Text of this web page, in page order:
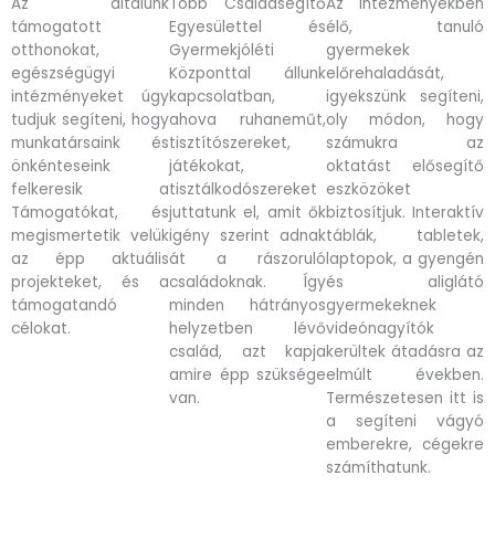
támogatott
otthonokat,
egészségügyi
intézményeket úgy
tudjuk segíteni, hogy
munkatársaink és
önkénteseink
felkeresik a
Támogatókat, és
megismertetik velük
az épp aktuális
projekteket, és a
támogatandó
célokat.
Egyesülettel és
Gyermekjóléti
Központtal állunk
kapcsolatban,
ahova ruhaneműt,
tisztítószereket,
játékokat,
tisztálkodószereket
juttatunk el, amit ők
igény szerint adnak
át a rászoruló
családoknak. Így
minden hátrányos
helyzetben lévő
család, azt kapja
amire épp szüksége
van.
élő, tanuló
gyermekek
előrehaladását,
igyekszünk segíteni,
oly módon, hogy
számukra az
oktatást elősegítő
eszközöket
biztosítjuk. Interaktív
táblák, tabletek,
laptopok, a gyengén
és aliglátó
gyermekeknek
videónagyítók
kerültek átadásra az
elmúlt években.
Természetesen itt is
a segíteni vágyó
emberekre, cégekre
számíthatunk.